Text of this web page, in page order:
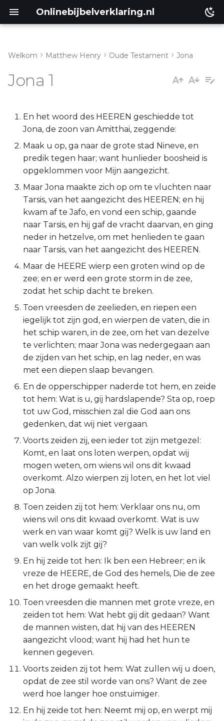
Onlinebijbelverklaring.nl
Jona 1:4-10
Jona 1:11-17
Lukas
Johannes
Handelingen
Romeinen
1 Korinthe
2 Korinthe
Galaten
Éfeze
Filipenzen
Kolossenzen
1 Thessalonicenzen
2 Thessalonicenzen
1 Timótheüs
2 Timótheüs
Filémon
Hebreeën
Jakobus
1 Petrus
2 Petrus
1 Johannes
2 Johannes
3 Johannes
Judas
Openbaring
Welkom Matthew Henry Oude Testament Jona
Jona 1
En het woord des HEEREN geschiedde tot
Jona, de zoon van Amitthai, zeggende:
Maak u op, ga naar de grote stad Nineve, en
predik tegen haar; want hunlieder boosheid is
opgeklommen voor Mijn aangezicht.
Maar Jona maakte zich op om te vluchten naar
Tarsis, van het aangezicht des HEEREN; en hij
kwam af te Jafo, en vond een schip, gaande
naar Tarsis, en hij gaf de vracht daarvan, en ging
neder in hetzelve, om met henlieden te gaan
naar Tarsis, van het aangezicht des HEEREN.
Maar de HEERE wierp een groten wind op de
zee; en er werd een grote storm in de zee,
zodat het schip dacht te breken.
Toen vreesden de zeelieden, en riepen een
iegelijk tot zijn god, en wierpen de vaten, die in
het schip waren, in de zee, om het van dezelve
te verlichten; maar Jona was nedergegaan aan
de zijden van het schip, en lag neder, en was
met een diepen slaap bevangen.
En de opperschipper naderde tot hem, en zeide
tot hem: Wat is u, gij hardslapende? Sta op, roep
tot uw God, misschien zal die God aan ons
gedenken, dat wij niet vergaan.
Voorts zeiden zij, een ieder tot zijn metgezel:
Komt, en laat ons loten werpen, opdat wij
mogen weten, om wiens wil ons dit kwaad
overkomt. Alzo wierpen zij loten, en het lot viel
op Jona.
Toen zeiden zij tot hem: Verklaar ons nu, om
wiens wil ons dit kwaad overkomt. Wat is uw
werk en van waar komt gij? Welk is uw land en
van welk volk zijt gij?
En hij zeide tot hen: Ik ben een Hebreer; en ik
vreze de HEERE, de God des hemels, Die de zee
en het droge gemaakt heeft.
Toen vreesden die mannen met grote vreze, en
zeiden tot hem: Wat hebt gij dit gedaan? Want
de mannen wisten, dat hij van des HEEREN
aangezicht vlood; want hij had het hun te
kennen gegeven.
Voorts zeiden zij tot hem: Wat zullen wij u doen,
opdat de zee stil worde van ons? Want de zee
werd hoe langer hoe onstuimiger.
En hij zeide tot hen: Neemt mij op, en werpt mij